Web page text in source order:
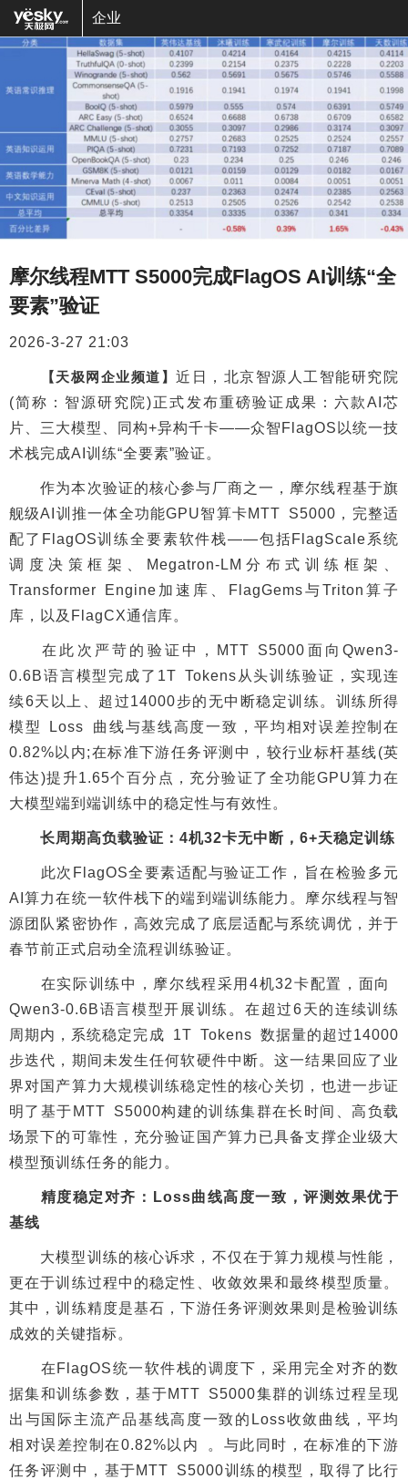
企业
摩尔线程MTT S5000完成FlagOS AI训练“全
要素”验证
2026-3-27 21:03
【天极网企业频道】近日，北京智源人工智能研究院
(简称：智源研究院)正式发布重磅验证成果：六款AI芯
片、三大模型、同构+异构千卡——众智FlagOS以统一技
术栈完成AI训练“全要素”验证。
作为本次验证的核心参与厂商之一，摩尔线程基于旗
舰级AI训推一体全功能GPU智算卡MTT S5000，完整适
配了FlagOS训练全要素软件栈——包括FlagScale系统
调度决策框架、Megatron-LM分布式训练框架、
Transformer Engine加速库、FlagGems与Triton算子
库，以及FlagCX通信库。
在此次严苛的验证中，MTT S5000面向Qwen3-
0.6B语言模型完成了1T Tokens从头训练验证，实现连
续6天以上、超过14000步的无中断稳定训练。训练所得
模型 Loss 曲线与基线高度一致，平均相对误差控制在
0.82%以内;在标准下游任务评测中，较行业标杆基线(英
伟达)提升1.65个百分点，充分验证了全功能GPU算力在
大模型端到端训练中的稳定性与有效性。
长周期高负载验证： 4机32卡无中断，6+天稳定训练
此次FlagOS全要素适配与验证工作，旨在检验多元
AI算力在统一软件栈下的端到端训练能力。摩尔线程与智
源团队紧密协作，高效完成了底层适配与系统调优，并于
春节前正式启动全流程训练验证。
在实际训练中，摩尔线程采用4机32卡配置，面向
Qwen3-0.6B语言模型开展训练。在超过6天的连续训练
周期内，系统稳定完成 1T Tokens 数据量的超过14000
步迭代，期间未发生任何软硬件中断。这一结果回应了业
界对国产算力大规模训练稳定性的核心关切，也进一步证
明了基于MTT S5000构建的训练集群在长时间、高负载
场景下的可靠性，充分验证国产算力已具备支撑企业级大
模型预训练任务的能力。
精度稳定对齐：
Loss曲线高度一致，评测效果优于
基线
大模型训练的核心诉求，不仅在于算力规模与性能，
更在于训练过程中的稳定性、收敛效果和最终模型质量。
其中，训练精度是基石，下游任务评测效果则是检验训练
成效的关键指标。
在FlagOS统一软件栈的调度下，采用完全对齐的数
据集和训练参数，基于MTT S5000集群的训练过程呈现
出与国际主流产品基线高度一致的Loss收敛曲线，平均
相对误差控制在0.82%以内 。与此同时，在标准的下游
任务评测中，基于MTT S5000训练的模型，取得了比行